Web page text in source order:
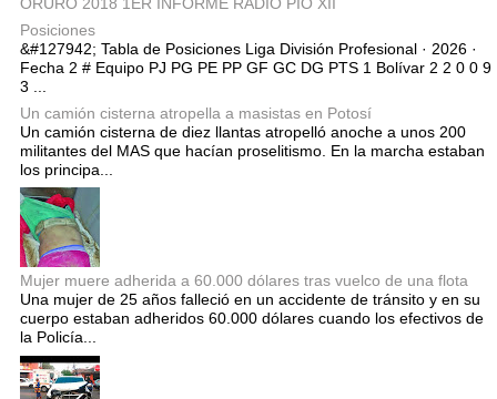
Posiciones
&#127942; Tabla de Posiciones Liga División Profesional · 2026 ·
Fecha 2 # Equipo PJ PG PE PP GF GC DG PTS 1 Bolívar 2 2 0 0 9
3 ...
Un camión cisterna atropella a masistas en Potosí
Un camión cisterna de diez llantas atropelló anoche a unos 200
militantes del MAS que hacían proselitismo. En la marcha estaban
los principa...
Mujer muere adherida a 60.000 dólares tras vuelco de una flota
Una mujer de 25 años falleció en un accidente de tránsito y en su
cuerpo estaban adheridos 60.000 dólares cuando los efectivos de
la Policía...